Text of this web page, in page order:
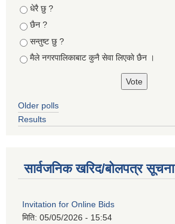
Choices
धेरै छु ?
छैन ?
सन्तुष्ट छु ?
मैले नगरपालिकाबाट कुनै सेवा लिएकाे छैन ।
Older polls
Results
सार्वजनिक खरिद/बोलपत्र सूचना
Invitation for Online Bids
मिति: 05/05/2026 - 15:54